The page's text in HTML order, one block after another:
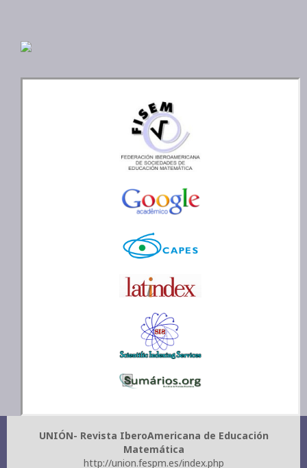
UNIÓN- Revista IberoAmericana de Educación
Matemática
http://union.fespm.es/index.php